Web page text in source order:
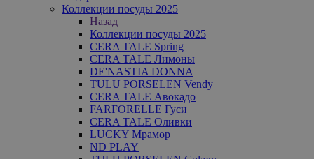
Коллекции посуды 2025
Назад
Коллекции посуды 2025
CERA TALE Spring
CERA TALE Лимоны
DE'NASTIA DONNA
TULU PORSELEN Vendy
CERA TALE Авокадо
FARFORELLE Гуси
CERA TALE Оливки
LUCKY Мрамор
ND PLAY